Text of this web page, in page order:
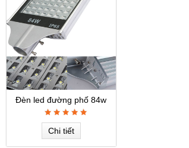
Đèn led đường phố 84w
Chi tiết